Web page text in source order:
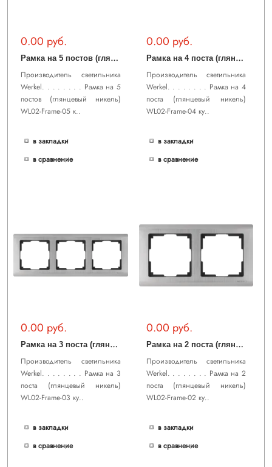
0.00 руб.
Р
амка на 5 постов (глянцевый никель) WL02-Frame-05
Производитель светильника
Werkel. . . . . . . . Рамка на 5
постов (глянцевый никель)
WL02-Frame-05 к..
в закладки
в сравнение
0.00 руб.
Р
амка на 4 поста (глянцевый никель) WL02-Frame-04
Производитель светильника
Werkel. . . . . . . . Рамка на 4
поста (глянцевый никель)
WL02-Frame-04 ку..
в закладки
в сравнение
0.00 руб.
Р
амка на 3 поста (глянцевый никель) WL02-Frame-03
Производитель светильника
Werkel. . . . . . . . Рамка на 3
поста (глянцевый никель)
WL02-Frame-03 ку..
в закладки
в сравнение
0.00 руб.
Р
амка на 2 поста (глянцевый никель) WL02-Frame-02
Производитель светильника
Werkel. . . . . . . . Рамка на 2
поста (глянцевый никель)
WL02-Frame-02 ку..
в закладки
в сравнение